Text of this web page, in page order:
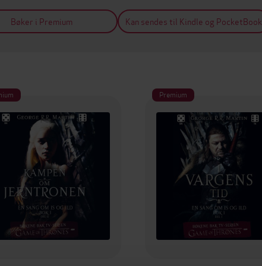
Bøker i Premium Kan sendes til Kindle og PocketBook
Premium